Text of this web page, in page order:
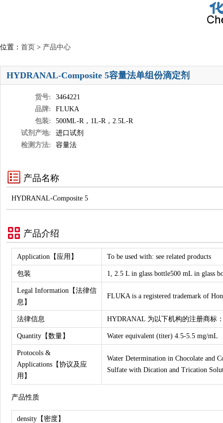
位置： 首页 > 产品中心
HYDRANAL-Composite 5容量法单组份滴定剂
货号:
3464221
品牌:
FLUKA
包装:
500ML-R，1L-R，2.5L-R
试剂产地:
进口试剂
检测方法:
容量法
产品名称
HYDRANAL-Composite 5
产品介绍
Application【应用】 To be used with: see related products
包装 1, 2.5 L in glass bottle500 mL in glass
Legal Information【法律信
息】
FLUKA is a registered trademark of
法律信息 HYDRANAL 为以下机构的注册商标：
Quantity【数量】 Water equivalent (titer) 4.5-5.5 mg/mL
Protocols &
Applications【协议及应
用】
Water Determination in Chocolate and
Sulfate with Dication and Trication
产品性质
density【密度】